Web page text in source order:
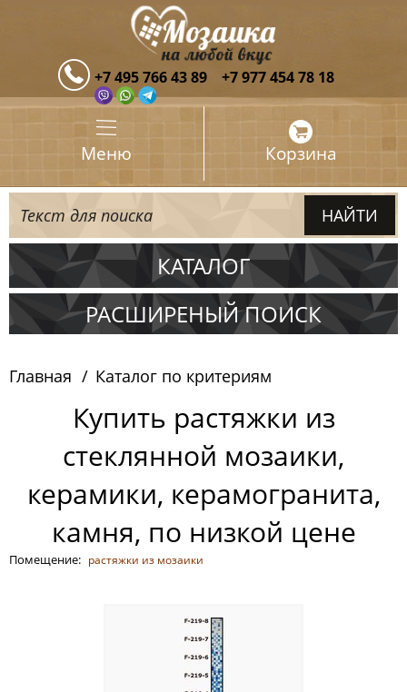
+7 495 766 43 89 +7 977 454 78 18
Меню Корзина
КАТАЛОГ
Испания
Китай
Россия
РАСШИРЕНЫЙ ПОИСК
Главная Каталог по критериям
Купить растяжки из
стеклянной мозаики,
керамики, керамогранита,
камня, по низкой цене
Помещение: растяжки из мозаики